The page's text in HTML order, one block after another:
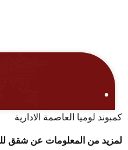
كمبوند لوميا العاصمة الادارية
لمزيد من المعلومات عن شقق